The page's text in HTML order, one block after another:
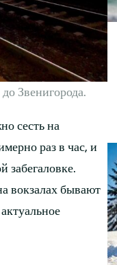
Звенигорода.
сесть на
раз в час, и
забегаловке.
вокзалах бывают